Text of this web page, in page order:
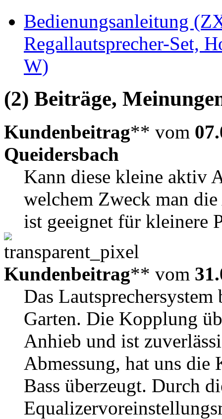
Bedienungsanleitung
Regallautsprecher-Set,
W)
(2) Beiträge,
Kundenbeitrag** vom
Queidersbach
Kann diese kleine aktiv
welchem Zweck man
ist geeignet für kleinere
Kundenbeitrag** vom
Das
Garten. Die Kopplung
Anhieb und ist
Abmessung, hat uns die
Bass überzeugt. Durch